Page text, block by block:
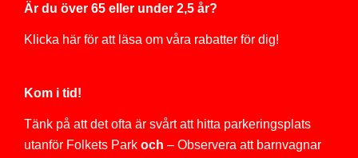
Är du över 65 eller under 2,5 år?
Klicka här för att läsa om våra rabatter för dig!
Kom i tid!
Tänk på att det ofta är svårt att hitta parkeringsplats
utanför Folkets Park och – Observera att barnvagnar